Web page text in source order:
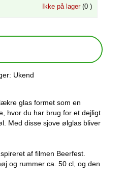
Ikke på lager(0 )
Ukend
glas formet som en
hvor du har brug for et dejligt
Med disse sjove ølglas bliver
af filmen Beerfest.
og rummer ca. 50 cl, og den